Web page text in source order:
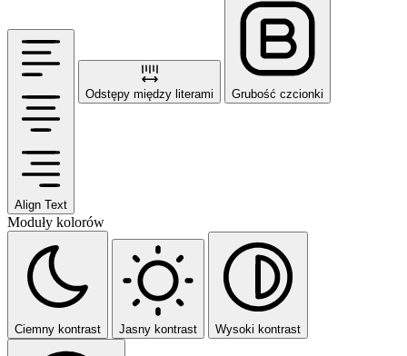
Align Text
Odstępy między literami Grubość czcionki
Moduły kolorów
Ciemny kontrast Jasny kontrast Wysoki kontrast